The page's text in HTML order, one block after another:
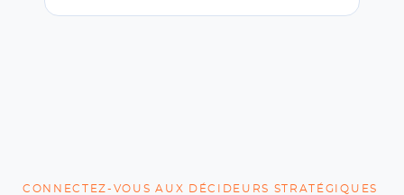
CONNECTEZ-VOUS AUX DÉCIDEURS STRATÉGIQUES